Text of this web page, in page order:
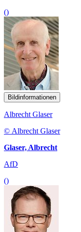
()
Bildinformationen
Albrecht Glaser
© Albrecht Glaser
Glaser, Albrecht
AfD
()